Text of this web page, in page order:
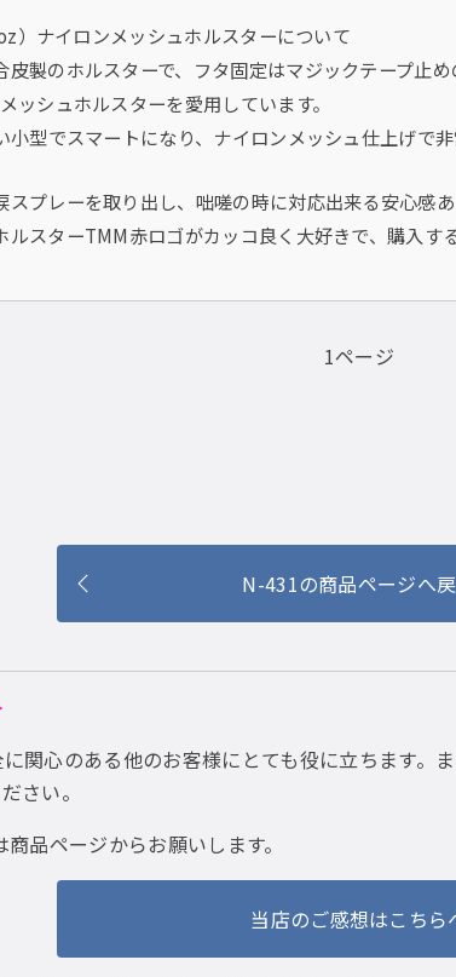
）ナイロンメッシュホルスターについて
製のホルスターで、フタ固定はマジックテープ止め
ッシュホルスターを愛用しています。
型でスマートになり、ナイロンメッシュ仕上げで
プレーを取り出し、咄嗟の時に対応出来る安心感あ
ルスターTMM赤ロゴがカッコ良く大好きで、購入
1ページ
N-431の商品ページへ
関心のある他のお客様にとても役に立ちます。
さい。
品ページからお願いします。
当店のご感想はこちら